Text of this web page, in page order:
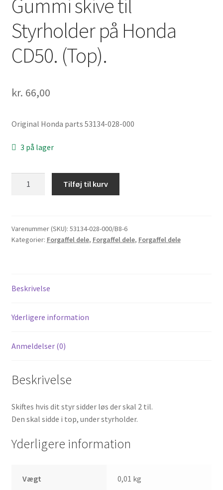
Gummi skive til
Styrholder på Honda
CD50. (Top).
kr. 66,00
Original Honda parts 53134-028-000
3 på lager
på
Honda
Tilføj til kurv
Varenummer (SKU): 53134-028-000/B8-6
Kategorier: Forgaffel dele, Forgaffel dele, Forgaffel dele
Beskrivelse
Yderligere information
Anmeldelser (0)
Beskrivelse
Skiftes hvis dit styr sidder løs der skal 2 til.
Den skal sidde i top, under styrholder.
Yderligere information
Vægt 0,01 kg